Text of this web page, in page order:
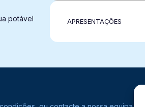
potável
APRESENTAÇÕES